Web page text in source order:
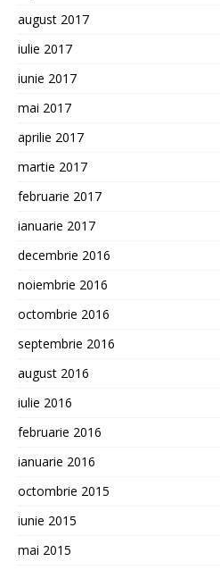
august 2017
iulie 2017
iunie 2017
mai 2017
aprilie 2017
martie 2017
februarie 2017
ianuarie 2017
decembrie 2016
noiembrie 2016
octombrie 2016
septembrie 2016
august 2016
iulie 2016
februarie 2016
ianuarie 2016
octombrie 2015
iunie 2015
mai 2015